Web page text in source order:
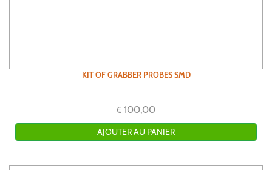
KIT OF GRABBER PROBES SMD
€ 100,00